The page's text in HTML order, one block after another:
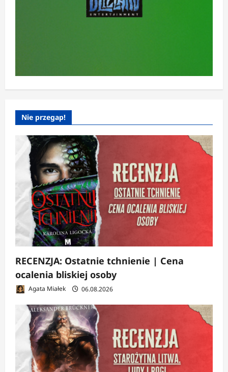
Nie przegap!
RECENZJA: Ostatnie tchnienie | Cena
ocalenia bliskiej osoby
Agata Miałek 06.08.2026